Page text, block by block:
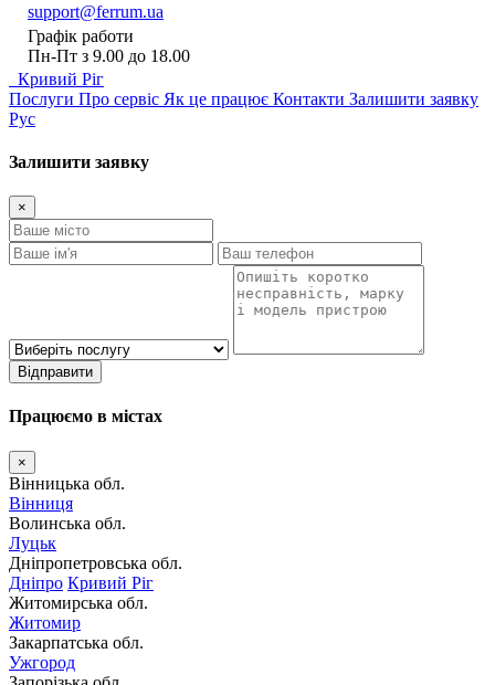
support@ferrum.ua
Графік работи
Пн-Пт з 9.00 до 18.00
Кривий Ріг
Послуги Про сервіс Як це працює Контакти Залишити заявку
Рус
Залишити заявку
×
Відправити
Працюємо в містах
×
Вінницька обл.
Вінниця
Волинська обл.
Луцьк
Дніпропетровська обл.
Дніпро Кривий Ріг
Житомирська обл.
Житомир
Закарпатська обл.
Ужгород